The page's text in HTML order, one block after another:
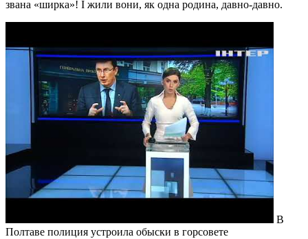
звана «ширка»! І жили вони, як одна родина, давно-давно.
В
Полтаве полиция устроила обыски в горсовете